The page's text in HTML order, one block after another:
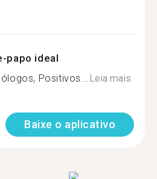
papo ideal
Positivos...Leia mais
Baixe o aplicativo